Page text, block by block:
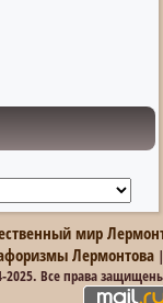
мир
Лермонтова
2025. Все права